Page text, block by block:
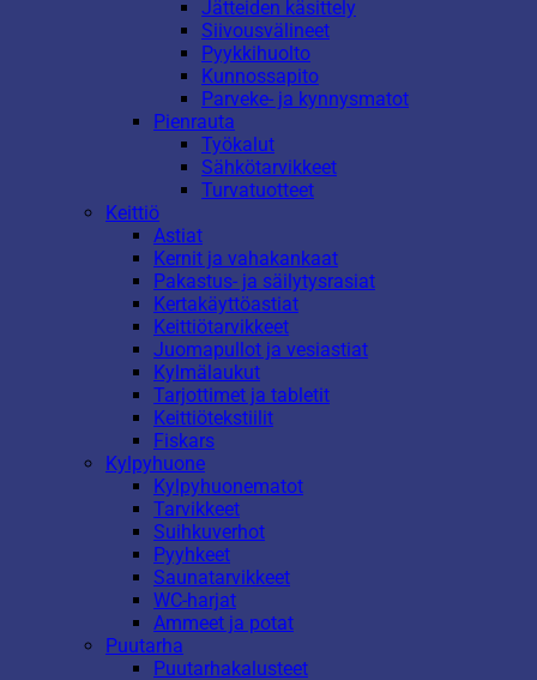
Jätteiden käsittely
Siivousvälineet
Pyykkihuolto
Kunnossapito
Parveke- ja kynnysmatot
Pienrauta
Työkalut
Sähkötarvikkeet
Turvatuotteet
Keittiö
Astiat
Kernit ja vahakankaat
Pakastus- ja säilytysrasiat
Kertakäyttöastiat
Keittiötarvikkeet
Juomapullot ja vesiastiat
Kylmälaukut
Tarjottimet ja tabletit
Keittiötekstiilit
Fiskars
Kylpyhuone
Kylpyhuonematot
Tarvikkeet
Suihkuverhot
Pyyhkeet
Saunatarvikkeet
WC-harjat
Ammeet ja potat
Puutarha
Puutarhakalusteet